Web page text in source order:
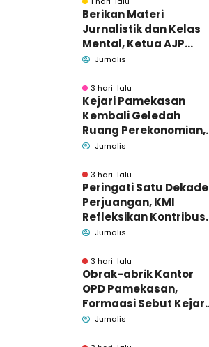
Berikan Materi
Jurnalistik dan Kelas
Mental, Ketua AJP
Bakar Semangat LPM
Jurnalis
3 hari lalu
Kejari Pamekasan
Kembali Geledah
Ruang Perekonomian,
Pidsus: Tunggu Saja!
Jurnalis
3 hari lalu
Peringati Satu Dekade
Perjuangan, KMI
Refleksikan Kontribusi
untuk Masyarakat
Jurnalis
3 hari lalu
Obrak-abrik Kantor
OPD Pamekasan,
Formaasi Sebut Kejari
Pamekasan
Jurnalis